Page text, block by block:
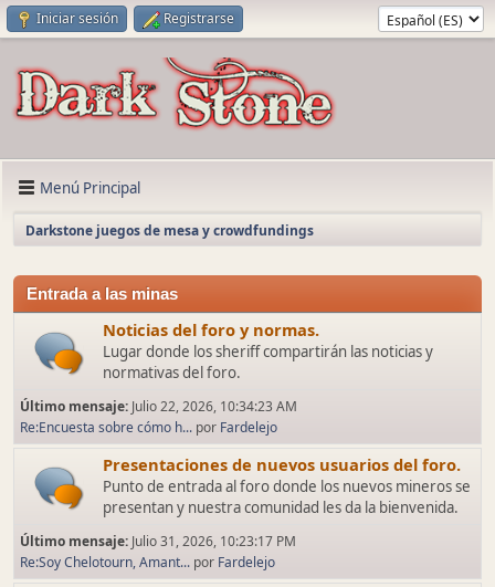
Iniciar sesión Registrarse
Menú Principal
Darkstone juegos de mesa y crowdfundings
Entrada a las minas
Noticias del foro y normas.
Lugar donde los sheriff compartirán las noticias y
normativas del foro.
Último mensaje: Julio 22, 2026, 10:34:23 AM
Re:Encuesta sobre cómo h... por Fardelejo
Presentaciones de nuevos usuarios del foro.
Punto de entrada al foro donde los nuevos mineros se
presentan y nuestra comunidad les da la bienvenida.
Último mensaje: Julio 31, 2026, 10:23:17 PM
Re:Soy Chelotourn, Amant... por Fardelejo